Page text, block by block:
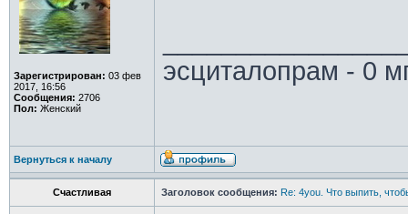
Зарегистрирован: 03 фев
2017, 16:56
Сообщения: 2706
Пол: Женский
эсциталопрам - 0
Вернуться к началу
Счастливая Заголовок сообщения: Re: 4you. Что выпить,